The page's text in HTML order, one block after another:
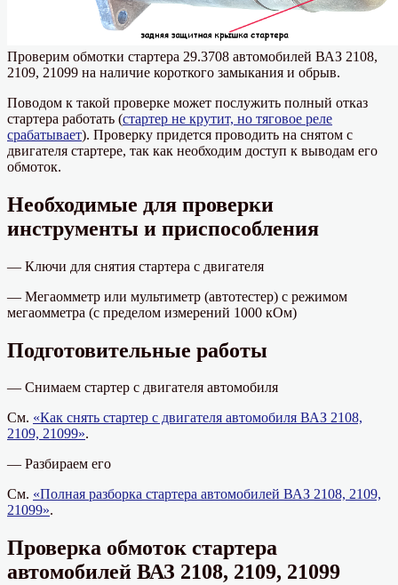
Проверим обмотки стартера 29.3708 автомобилей ВАЗ 2108,
2109, 21099 на наличие короткого замыкания и обрыв.
Поводом к такой проверке может послужить полный отказ
стартера работать (стартер не крутит, но тяговое реле
срабатывает). Проверку придется проводить на снятом с
двигателя стартере, так как необходим доступ к выводам его
обмоток.
Необходимые для проверки
инструменты и приспособления
— Ключи для снятия стартера с двигателя
— Мегаомметр или мультиметр (автотестер) с режимом
мегаомметра (с пределом измерений 1000 кОм)
Подготовительные работы
— Снимаем стартер с двигателя автомобиля
См. «Как снять стартер с двигателя автомобиля ВАЗ 2108,
2109, 21099».
— Разбираем его
См. «Полная разборка стартера автомобилей ВАЗ 2108, 2109,
21099».
Проверка обмоток стартера
автомобилей ВАЗ 2108, 2109, 21099